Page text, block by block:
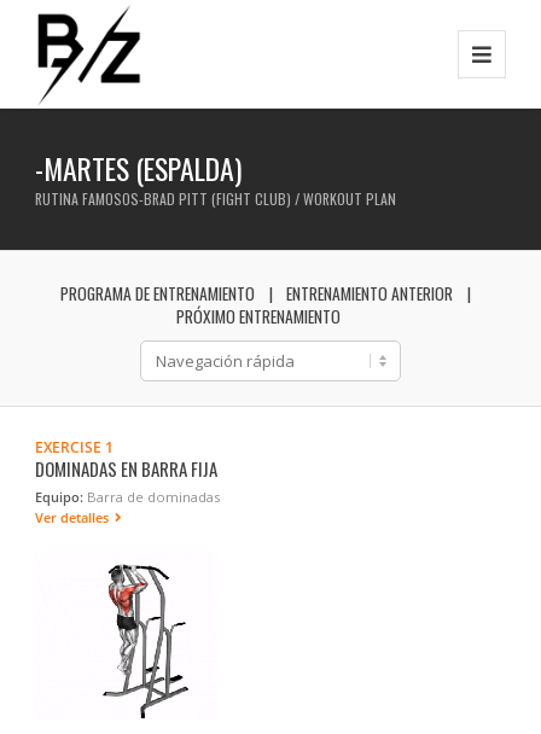
-MARTES (ESPALDA)
RUTINA FAMOSOS-BRAD PITT (FIGHT CLUB) / WORKOUT PLAN
PROGRAMA DE ENTRENAMIENTO
ENTRENAMIENTO ANTERIOR
PRÓXIMO ENTRENAMIENTO
EXERCISE 1
DOMINADAS EN BARRA FIJA
Equipo: Barra de dominadas
Ver detalles